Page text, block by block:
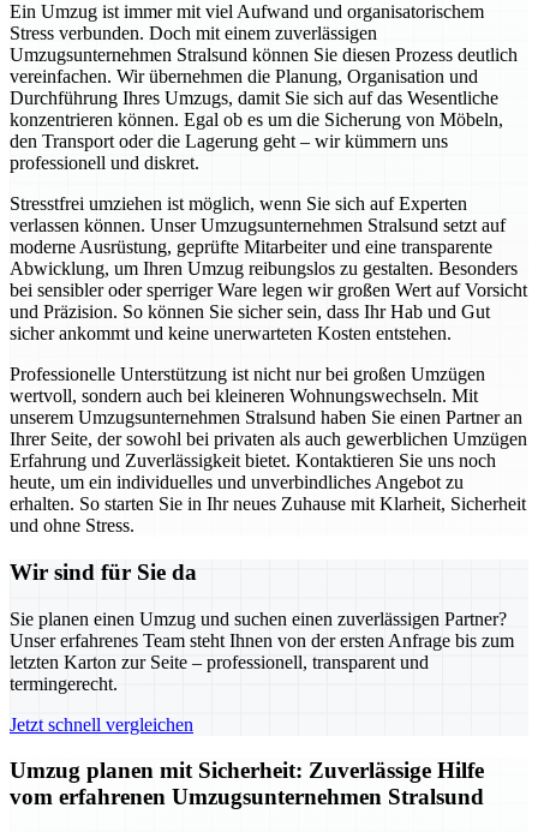
Ein Umzug ist immer mit viel Aufwand und organisatorischem
Stress verbunden. Doch mit einem zuverlässigen
Umzugsunternehmen Stralsund können Sie diesen Prozess deutlich
vereinfachen. Wir übernehmen die Planung, Organisation und
Durchführung Ihres Umzugs, damit Sie sich auf das Wesentliche
konzentrieren können. Egal ob es um die Sicherung von Möbeln,
den Transport oder die Lagerung geht – wir kümmern uns
professionell und diskret.
Stresstfrei umziehen ist möglich, wenn Sie sich auf Experten
verlassen können. Unser Umzugsunternehmen Stralsund setzt auf
moderne Ausrüstung, geprüfte Mitarbeiter und eine transparente
Abwicklung, um Ihren Umzug reibungslos zu gestalten. Besonders
bei sensibler oder sperriger Ware legen wir großen Wert auf Vorsicht
und Präzision. So können Sie sicher sein, dass Ihr Hab und Gut
sicher ankommt und keine unerwarteten Kosten entstehen.
Professionelle Unterstützung ist nicht nur bei großen Umzügen
wertvoll, sondern auch bei kleineren Wohnungswechseln. Mit
unserem Umzugsunternehmen Stralsund haben Sie einen Partner an
Ihrer Seite, der sowohl bei privaten als auch gewerblichen Umzügen
Erfahrung und Zuverlässigkeit bietet. Kontaktieren Sie uns noch
heute, um ein individuelles und unverbindliches Angebot zu
erhalten. So starten Sie in Ihr neues Zuhause mit Klarheit, Sicherheit
und ohne Stress.
Wir sind für Sie da
Sie planen einen Umzug und suchen einen zuverlässigen Partner?
Unser erfahrenes Team steht Ihnen von der ersten Anfrage bis zum
letzten Karton zur Seite – professionell, transparent und
termingerecht.
Jetzt schnell vergleichen
Umzug planen mit Sicherheit: Zuverlässige Hilfe
vom erfahrenen Umzugsunternehmen Stralsund